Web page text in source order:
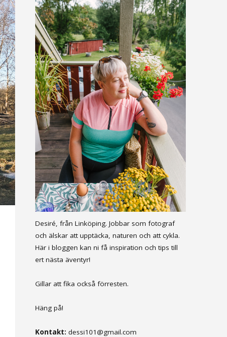
Desiré, från Linköping. Jobbar som fotograf
och älskar att upptäcka, naturen och att cykla.
Här i bloggen kan ni få inspiration och tips till
ert nästa äventyr!
Gillar att fika också förresten.
Häng på!
Kontakt: dessi101@gmail.com